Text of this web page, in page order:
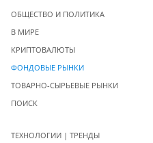
ОБЩЕСТВО И ПОЛИТИКА
В МИРЕ
КРИПТОВАЛЮТЫ
ФОНДОВЫЕ РЫНКИ
ТОВАРНО-СЫРЬЕВЫЕ РЫНКИ
ПОИСК
ТЕХНОЛОГИИ | ТРЕНДЫ